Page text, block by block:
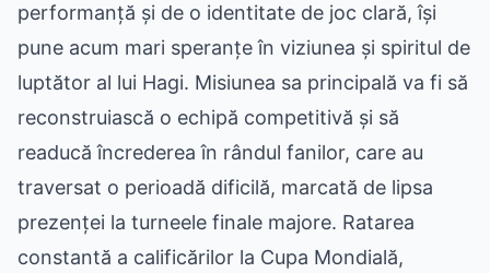
performanță și de o identitate de joc clară, își
pune acum mari speranțe în viziunea și spiritul de
luptător al lui Hagi. Misiunea sa principală va fi să
reconstruiască o echipă competitivă și să
readucă încrederea în rândul fanilor, care au
traversat o perioadă dificilă, marcată de lipsa
prezenței la turneele finale majore. Ratarea
constantă a calificărilor la Cupa Mondială,